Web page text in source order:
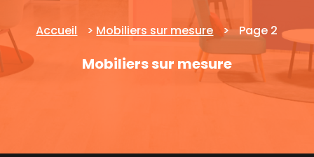
Accueil > Mobiliers sur mesure > Page 2
Mobiliers sur mesure